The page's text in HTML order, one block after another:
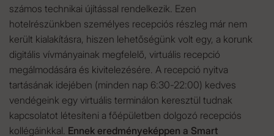
számos technikai újítással rendelkezik. Ezen
hotelrészünkben személyes recepciós részleg már nem
került kialakításra, hiszen lehetőségünk volt egy, a korunk
digitális vívmányainak megfelelő, virtuális recepció
megálmodására és kivitelezésére. A recepció nyitva
tartásának idejében (minden nap 6:30-22:00) kedves
vendégeink egy virtuális terminálon keresztül tudnak
kapcsolatot létesíteni a főépületben dolgozó recepciós
kollégáinkkal. Ennek eredményeképpen a Smart